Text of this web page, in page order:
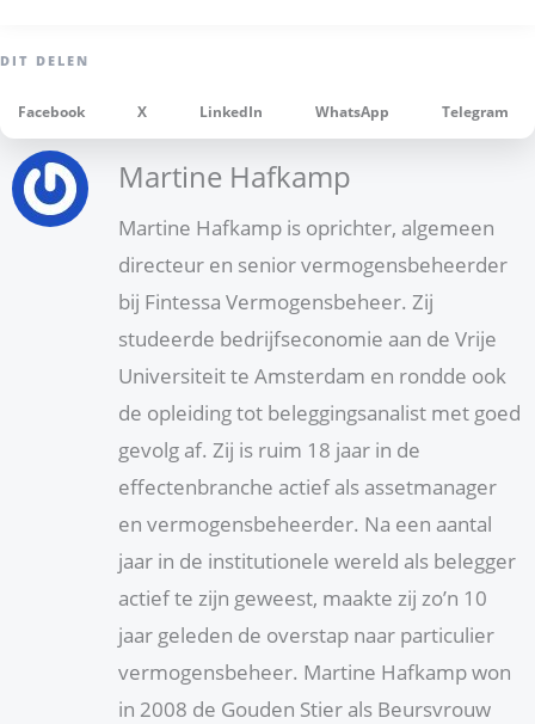
Facebook X LinkedIn WhatsApp Telegram
Martine Hafkamp
Martine Hafkamp is oprichter, algemeen
directeur en senior vermogensbeheerder
bij Fintessa Vermogensbeheer. Zij
studeerde bedrijfseconomie aan de Vrije
Universiteit te Amsterdam en rondde ook
de opleiding tot beleggingsanalist met goed
gevolg af. Zij is ruim 18 jaar in de
effectenbranche actief als assetmanager
en vermogensbeheerder. Na een aantal
jaar in de institutionele wereld als belegger
actief te zijn geweest, maakte zij zo’n 10
jaar geleden de overstap naar particulier
vermogensbeheer. Martine Hafkamp won
in 2008 de Gouden Stier als Beursvrouw